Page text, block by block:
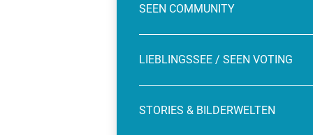
SEEN COMMUNITY
LIEBLINGSSEE / SEEN VOTING
STORIES & BILDERWELTEN